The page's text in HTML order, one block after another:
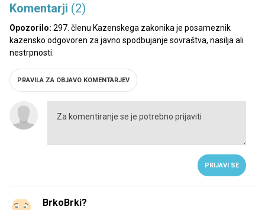
Komentarji (2)
Opozorilo: 297. členu Kazenskega zakonika je posameznik
kazensko odgovoren za javno spodbujanje sovraštva, nasilja ali
nestrpnosti.
PRAVILA ZA OBJAVO KOMENTARJEV
PRIJAVI SE
BrkoBrki?